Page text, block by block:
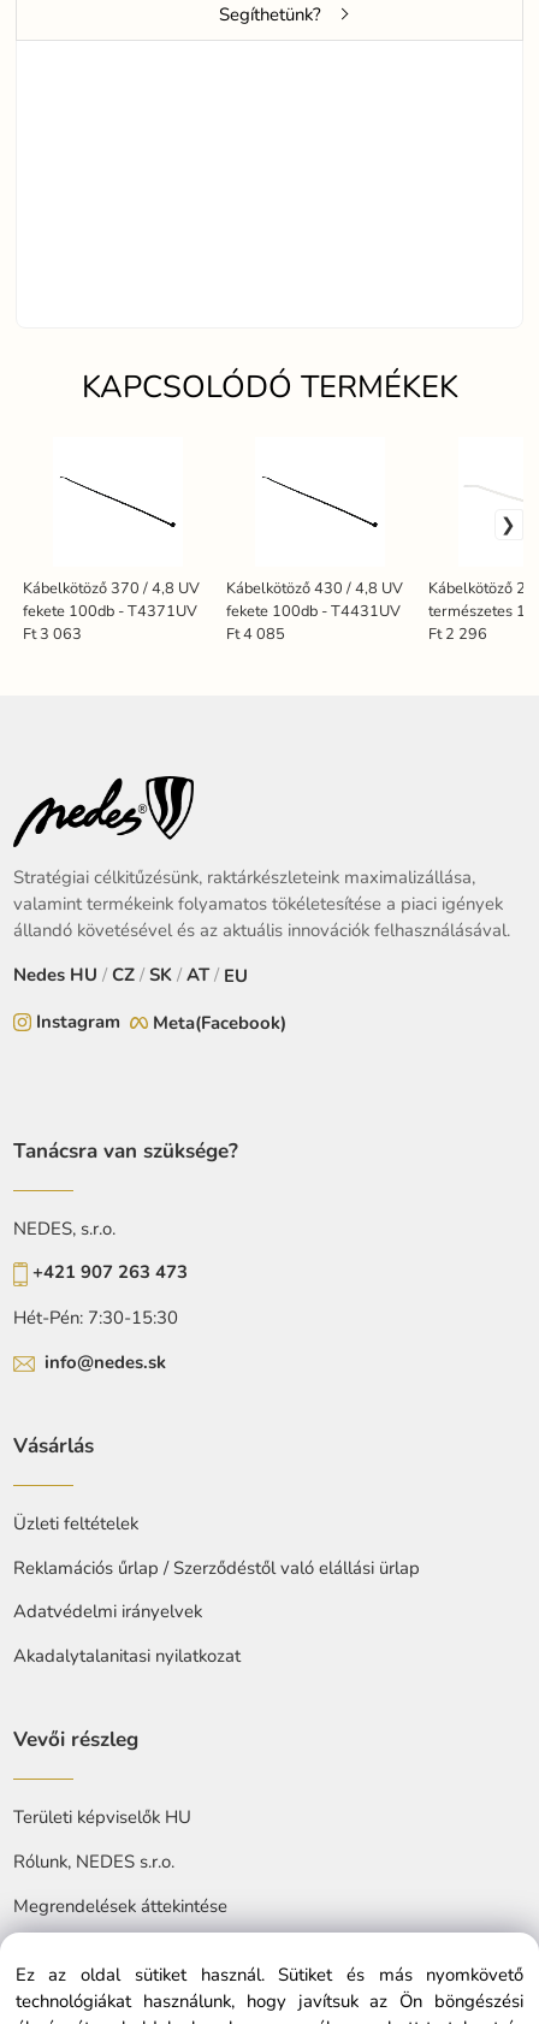
Segíthetünk?
KAPCSOLÓDÓ TERMÉKEK
Kábelkötöző 370 / 4,8 UV
fekete 100db - T4371UV
Ft 3 063
Kábelkötöző 430 / 4,8 UV
fekete 100db - T4431UV
Ft 4 085
Kábelkötöző
természetes
T4250UV
Ft 2 296
Stratégiai célkitűzésünk, raktárkészleteink maximalizállása,
valamint termékeink folyamatos tökéletesítése a piaci igények
állandó követésével és az aktuális innovációk felhasználásával.
Nedes HU /CZ /SK / AT/ EU
Instagram
Meta(Facebook)
Tanácsra van szüksége?
NEDES, s.r.o.
+421 907 263 473
Hét-Pén: 7:30-15:30
info@nedes.sk
Vásárlás
Üzleti feltételek
Reklamációs űrlap / Szerződéstől való elállási ürlap
Adatvédelmi irányelvek
Akadalytalanitasi nyilatkozat
Vevői részleg
Területi képviselők HU
Rólunk, NEDES s.r.o.
Megrendelések áttekintése
Ez az oldal sütiket használ. Sütiket és más nyomkövető
technológiákat használunk, hogy javítsuk az Ön böngészési